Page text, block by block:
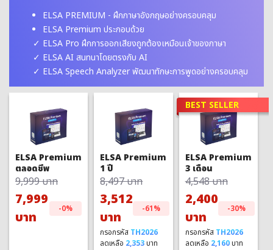
ELSA PREMIUM - ฝึกภาษาอังกฤษอย่างครอบคลุม
ELSA Premium ประกอบด้วย
ELSA Pro ฝึกการออกเสียงถูกต้องเหมือนเจ้าของภาษา
ELSA AI สนทนาโดยตรงกับ AI
ELSA Speech Analyzer พัฒนาทักษะการพูดอย่างครอบคลุม
ELSA Premium
ตลอดชีพ
9,999 บาท
7,999
บาท
-0%
ELSA Premium
1 ปี
8,497 บาท
3,512
บาท
-61%
กรอกรหัส TH2026
ลดเหลือ 2,353บาท
BEST SELLER
ELSA Premium
3 เดือน
4,548 บาท
2,400
บาท
-30%
กรอกรหัส TH2026
ลดเหลือ 2,160บาท